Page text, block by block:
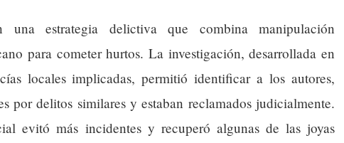
una estrategia delictiva que combina manipulación
para cometer hurtos. La investigación, desarrollada en
locales implicadas, permitió identificar a los autores,
por delitos similares y estaban reclamados judicialmente.
evitó más incidentes y recuperó algunas de las joyas